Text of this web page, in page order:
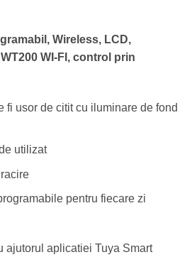
Wireless, LCD,
WI-FI, control prin
fi usor de citit cu iluminare de fond
utilizat
pentru fiecare zi
ajutorul aplicatiei Tuya Smart